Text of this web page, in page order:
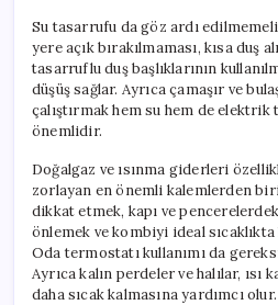
Su tasarrufu da göz ardı
yere açık bırakılmaması, kısa duş
tasarruflu duş başlıklarının
düşüş sağlar. Ayrıca çamaşır ve
çalıştırmak hem su hem de elektrik
önemlidir.
Doğalgaz ve ısınma giderleri
zorlayan en önemli kalemlerden
dikkat etmek, kapı ve pencerelerdeki
önlemek ve kombiyi ideal
Oda termostatı kullanımı da
Ayrıca kalın perdeler ve halılar, ısı
daha sıcak kalmasına yardımcı olur.